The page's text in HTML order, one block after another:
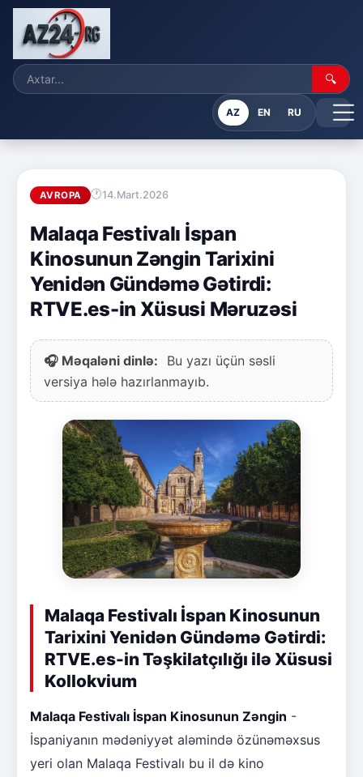
🔍
AZ EN RU
AVROPA 14.Mart.2026
Malaqa Festivalı İspan
Kinosunun Zəngin Tarixini
Yenidən Gündəmə Gətirdi:
RTVE.es-in Xüsusi Məruzəsi
🎧 Məqaləni dinlə:
Bu yazı üçün səsli
versiya hələ hazırlanmayıb.
Malaqa Festivalı İspan Kinosunun
Tarixini Yenidən Gündəmə Gətirdi:
RTVE.es-in Təşkilatçılığı ilə Xüsusi
Kollokvium
Malaqa Festivalı İspan Kinosunun Zəngin -
İspaniyanın mədəniyyət aləmində özünəməxsus
yeri olan Malaqa Festivalı bu il də kino